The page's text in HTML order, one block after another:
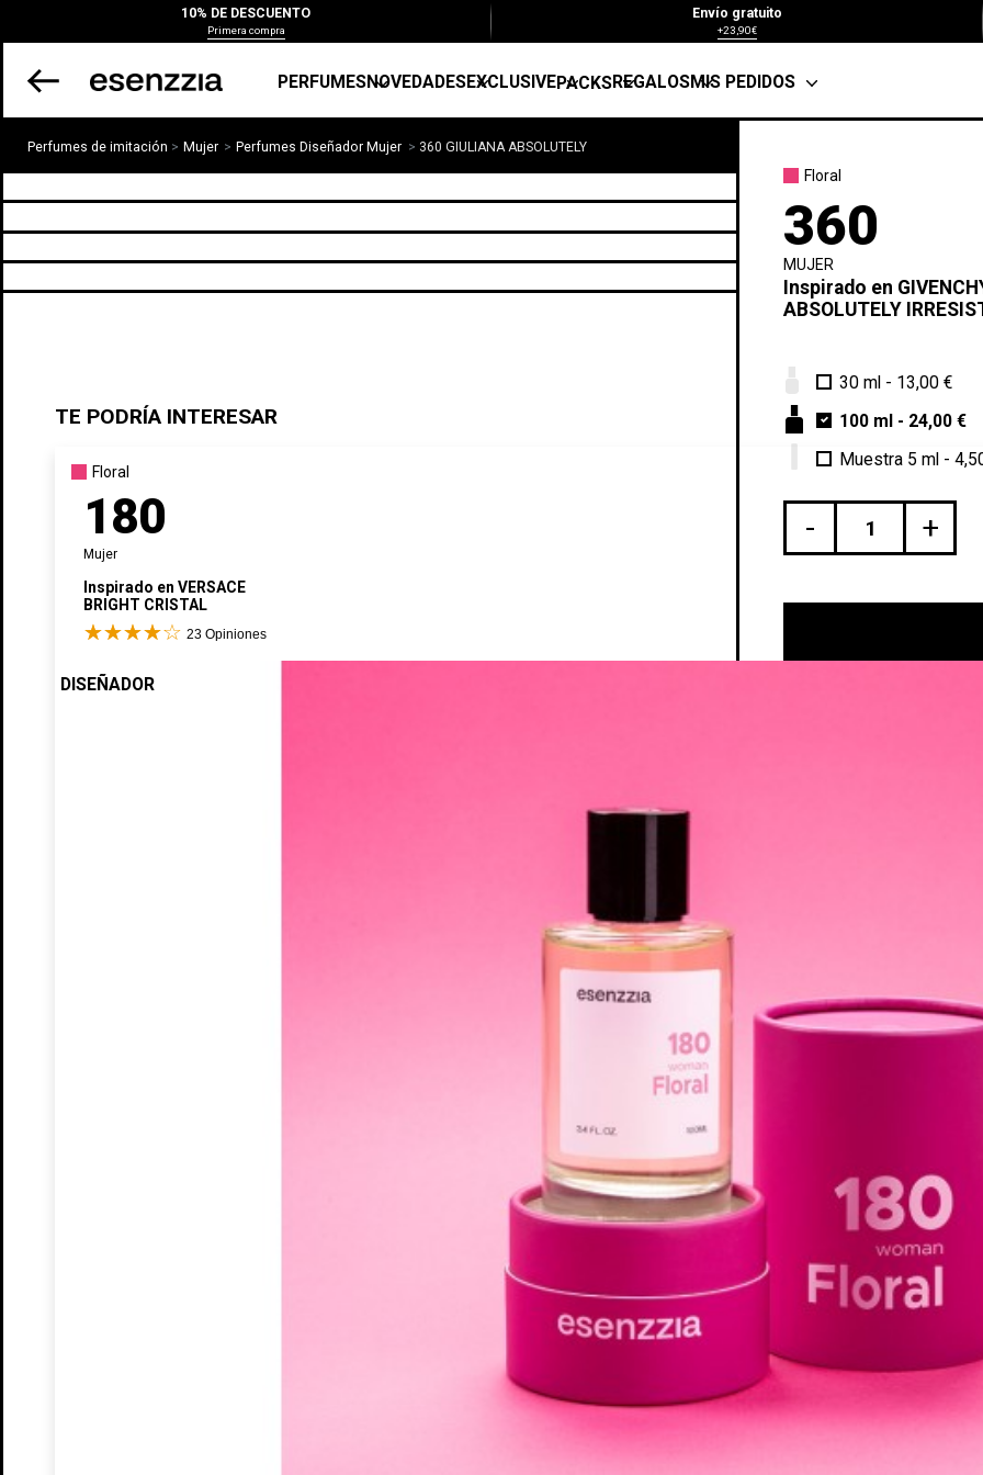
10% DE DESCUENTO
Primera compra
Envío gratuito
+23,90€
PERFUMESNOVEDADESEXCLUSIVEPACKSREGALOSMIS PEDIDOS
Perfumes de imitación Mujer Perfumes Diseñador Mujer 360 GIULIANA ABSOLUTELY
Floral
360
MUJER
Inspirado en
ABSOLUTELY
30 ml - 13,00 €
100 ml - 24,00 €
Muestra 5 ml -
- +
TE PODRÍA INTERESAR
Floral
180
Mujer
Inspirado en VERSACE
BRIGHT CRISTAL
23Opiniones
DISEÑADOR